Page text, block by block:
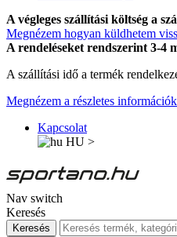
A végleges szállítási költség a
Megnézem hogyan küldhetem
A rendeléseket rendszerint 3-4
A szállítási idő a termék
Megnézem a részletes
Kapcsolat
HU >
Nav switch
Keresés
Keresés